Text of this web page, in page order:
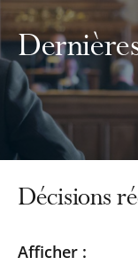
Décisions
Passer
Passer
Afficher :